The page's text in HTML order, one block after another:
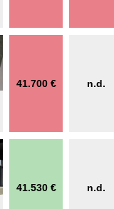
41.700 € n.d.
41.530 € n.d.